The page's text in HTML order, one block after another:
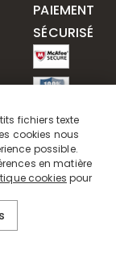
PAIEMENT
SÉCURISÉ
Réservés.
fichiers texte
cookies nous
possible.
en matière
cookies pour